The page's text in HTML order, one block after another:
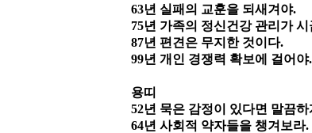
63년 실패의 교훈을 되새겨야.
75년 가족의 정신건강 관리가 시
87년 편견은 무지한 것이다.
99년 개인 경쟁력 확보에 걸어야.
용띠
52년 묵은 감정이 있다면 말끔하
64년 사회적 약자들을 챙겨보라.